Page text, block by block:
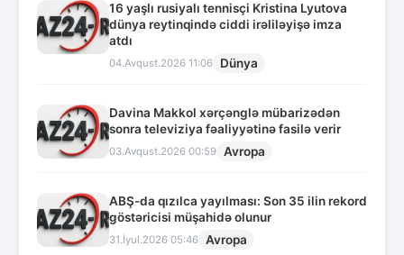
16 yaşlı rusiyalı tennisçi Kristina Lyutova
dünya reytinqində ciddi irəliləyişə imza
atdı
04.Avqust.2026 11:06 Dünya
Davina Makkol xərçənglə mübarizədən
sonra televiziya fəaliyyətinə fasilə verir
03.Avqust.2026 00:59 Avropa
ABŞ-da qızılca yayılması: Son 35 ilin rekord
göstəricisi müşahidə olunur
31.İyul.2026 05:46 Avropa